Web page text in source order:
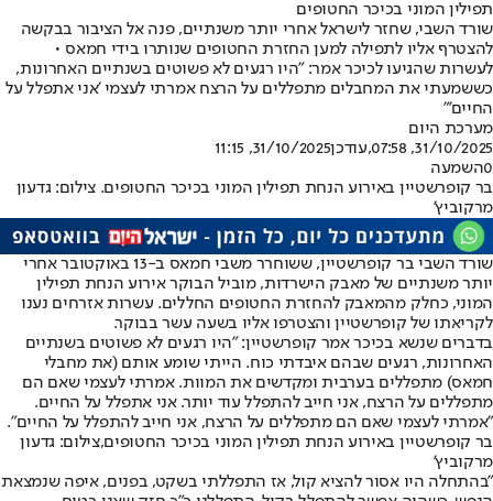
תפילין המוני בכיכר החטופים
שורד השבי, שחזר לישראל אחרי יותר משנתיים, פנה אל הציבור בבקשה
להצטרף אליו לתפילה למען החזרת החטופים שנותרו בידי חמאס •
לעשרות שהגיעו לכיכר אמר: "היו רגעים לא פשוטים בשנתיים האחרונות,
כששמעתי את המחבלים מתפללים על הרצח אמרתי לעצמי 'אני אתפלל על
החיים'"
מערכת היום
31/10/2025, 07:58
,עודכן31/10/2025, 11:15
0השמעה
בר קופרשטיין באירוע הנחת תפילין המוני בכיכר החטופים. צילום: גדעון
מרקוביץ'
שורד השבי בר קופרשטיין, ששוחרר משבי חמאס ב-13 באוקטובר אחרי
יותר משנתיים של מאבק הישרדות, מוביל הבוקר אירוע הנחת תפילין
המוני, כחלק מהמאבק להחזרת החטופים החללים. עשרות אזרחים נענו
לקריאתו של קופרשטיין והצטרפו אליו בשעה עשר בבוקר.
בדברים שנשא בכיכר אמר קופרשטיין: "היו רגעים לא פשוטים בשנתיים
האחרונות, רגעים שבהם איבדתי כוח. הייתי שומע אותם (את מחבלי
חמאס) מתפללים בערבית ומקדשים את המוות. אמרתי לעצמי שאם הם
מתפללים על הרצח, אני חייב להתפלל עוד יותר. אני אתפלל על החיים.
"אמרתי לעצמי שאם הם מתפללים על הרצח, אני חייב להתפלל על החיים".
בר קופרשטיין באירוע הנחת תפילין המוני בכיכר החטופים,צילום: גדעון
מרקוביץ'
"בהתחלה היו אסור להציא קול, אז התפללתי בשקט, בפנים, איפה שנמצאת